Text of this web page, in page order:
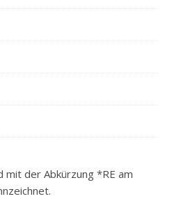
mit der Abkürzung *RE am